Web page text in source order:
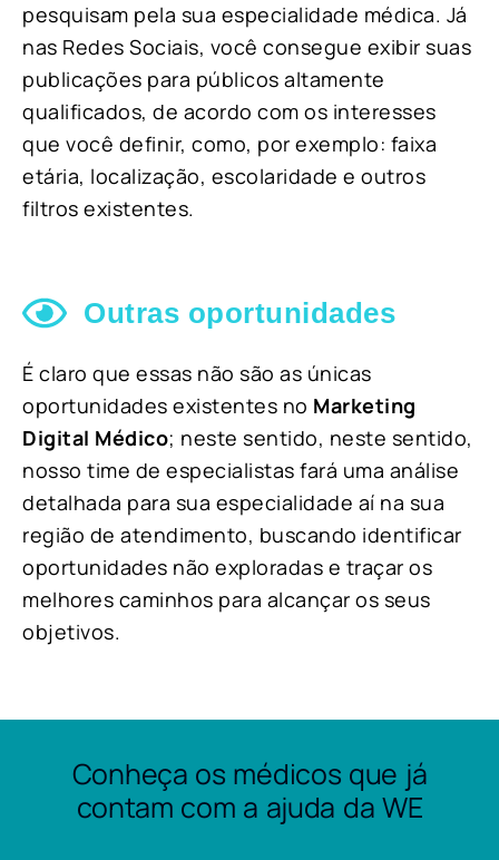
pesquisam pela sua especialidade médica. Já
nas Redes Sociais, você consegue exibir suas
publicações para públicos altamente
qualificados, de acordo com os interesses
que você definir, como, por exemplo: faixa
etária, localização, escolaridade e outros
filtros existentes.
Outras oportunidades
É claro que essas não são as únicas
oportunidades existentes no Marketing
Digital Médico; neste sentido, neste sentido,
nosso time de especialistas fará uma análise
detalhada para sua especialidade aí na sua
região de atendimento, buscando identificar
oportunidades não exploradas e traçar os
melhores caminhos para alcançar os seus
objetivos.
Conheça os médicos que já
contam com a ajuda da WE